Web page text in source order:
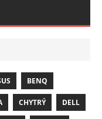
BENQ
CHYTRÝ DELL